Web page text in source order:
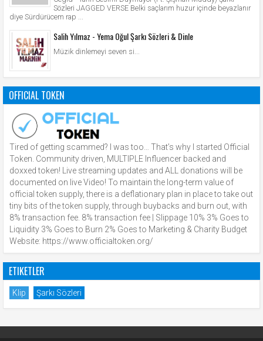
Sözleri JAGGED VERSE Belki saçlarım huzur içinde beyazlanır
diye Sürdürücem rap ...
Salih Yılmaz - Yema Oğul Şarkı Sözleri & Dinle
Müzik dinlemeyi seven si...
OFFICIAL TOKEN
Tired of getting scammed? I was too… That’s why I started Official
Token. Community driven, MULTIPLE Influencer backed and
doxxed token! Live streaming updates and ALL donations will be
documented on live Video! To maintain the long-term value of
official token supply, there is a deflationary plan in place to take out
tiny bits of the token supply, through buybacks and burn out, with
8% transaction fee. 8% transaction fee | Slippage 10% 3% Goes to
Liquidity 3% Goes to Burn 2% Goes to Marketing & Charity Budget
Website: https://www.officialtoken.org/
ETIKETLER
Klip Şarkı Sözleri